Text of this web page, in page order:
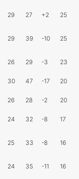
29 27 +2 25
29 39 -10 25
26 29 -3 23
30 47 -17 20
26 28 -2 20
24 32 -8 17
25 33 -8 16
24 35 -11 16